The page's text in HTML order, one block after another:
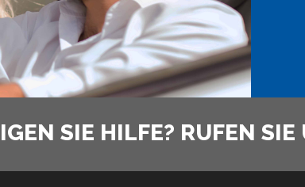
SIE HILFE? RUFEN SIE